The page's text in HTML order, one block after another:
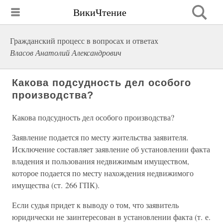
ВикиЧтение
Гражданский процесс в вопросах и ответах
Власов Анатолий Александрович
Какова подсудность дел особого
производства?
Какова подсудность дел особого производства?
Заявление подается по месту жительства заявителя.
Исключение составляет заявление об установлении факта
владения и пользования недвижимым имуществом,
которое подается по месту нахождения недвижимого
имущества (ст. 266 ГПК).
Если судья придет к выводу о том, что заявитель
юридически не заинтересован в установлении факта (т. е.